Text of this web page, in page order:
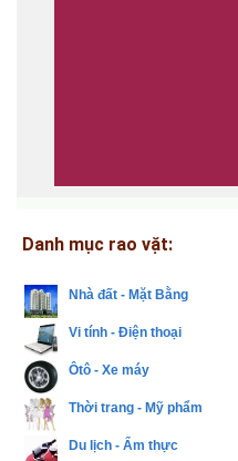
Danh mục rao vặt:
Nhà đất - Mặt Bằng
Vi tính - Điện thoại
Ôtô - Xe máy
Thời trang - Mỹ phẩm
Du lịch - Ẩm thực